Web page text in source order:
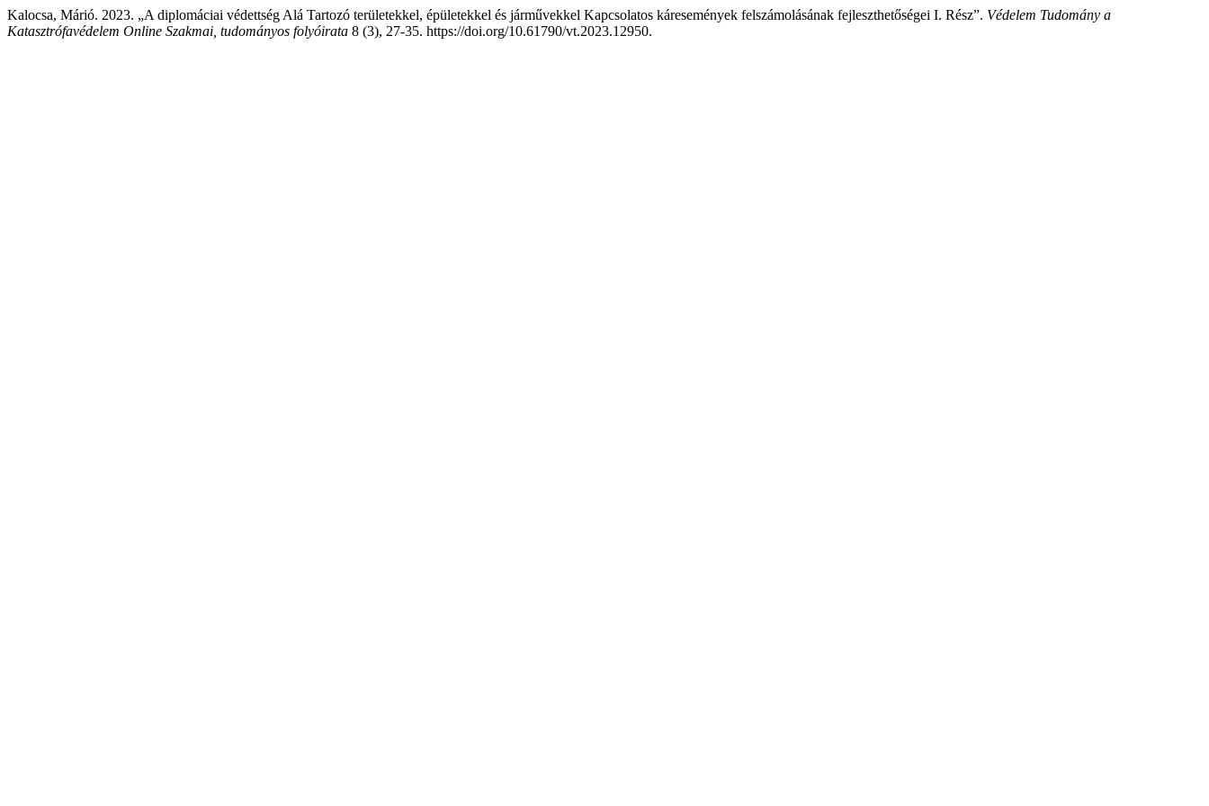
Kalocsa, Márió. 2023. „A diplomáciai védettség Alá Tartozó területekkel, épületekkel és járművekkel Kapcsolatos káresemények felszámolásának fejleszthetőségei I. Rész”. Védelem Tudomány a
Katasztrófavédelem Online Szakmai, tudományos folyóirata 8 (3), 27-35. https://doi.org/10.61790/vt.2023.12950.